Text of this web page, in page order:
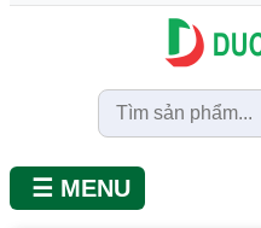
☰ MENU